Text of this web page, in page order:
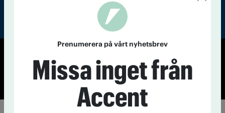
© Tidningen Accent 2026
Cookiepolicy
Personuppgiftspolicy
Prenumerera på vårt nyhetsbrev
Missa inget från
Accent